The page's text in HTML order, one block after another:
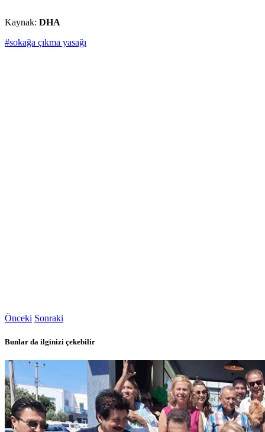
Kaynak: DHA
#sokağa çıkma yasağı
Önceki Sonraki
Bunlar da ilginizi çekebilir